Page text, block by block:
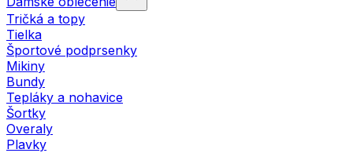
Tričká a topy
Tielka
Športové podprsenky
Mikiny
Bundy
Tepláky a nohavice
Šortky
Overaly
Plavky